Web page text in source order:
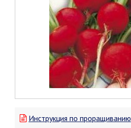
Инструкция по проращиванию